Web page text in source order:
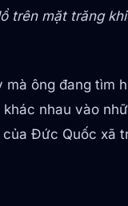
trên mặt trăng
ông đang tìm
nhau vào
Đức Quốc xã